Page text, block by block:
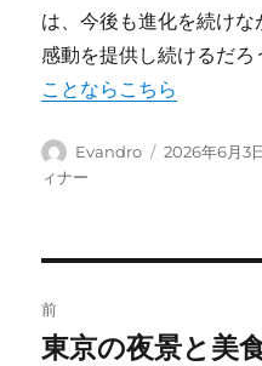
は、今後も進化を続け
感動を提供し続けるだろ
ことならこちら
投
稿
Evandro
投
2026年6月3
ィナー
稿
前
前
東京の夜景と美